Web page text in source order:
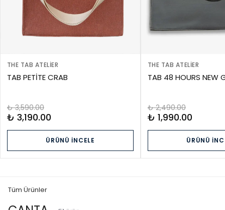
THE TAB ATELIER
TAB PETİTE CRAB
₺ 3,590.00
₺ 3,190.00
ÜRÜNÜ İNCELE
THE TAB ATELIER
TAB 48 HOURS NEW
₺ 2,490.00
₺ 1,990.00
ÜRÜNÜ
Tüm Ürünler